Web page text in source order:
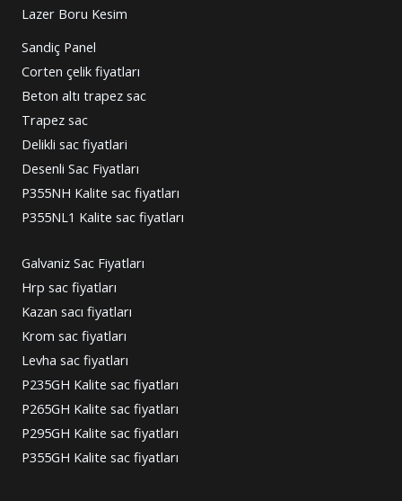
Lazer Boru Kesim
Sandiç Panel
Corten çelik fiyatları
Beton altı trapez sac
Trapez sac
Delikli sac fiyatlari
Desenli Sac Fiyatları
P355NH Kalite sac fiyatları
P355NL1 Kalite sac fiyatları
Galvaniz Sac Fiyatları
Hrp sac fiyatları
Kazan sacı fiyatları
Krom sac fiyatları
Levha sac fiyatları
P235GH Kalite sac fiyatları
P265GH Kalite sac fiyatları
P295GH Kalite sac fiyatları
P355GH Kalite sac fiyatları